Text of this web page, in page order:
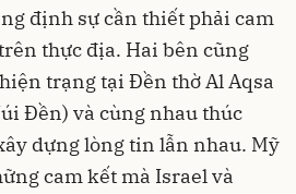
định sự cần thiết phải cam
thực địa. Hai bên cũng
trạng tại Đền thờ Al Aqsa
Đền) và cùng nhau thúc
dựng lòng tin lẫn nhau. Mỹ
cam kết mà Israel và